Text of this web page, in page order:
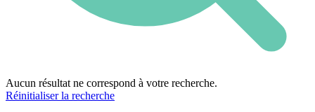
Aucun résultat ne correspond à votre recherche.
Réinitialiser la recherche